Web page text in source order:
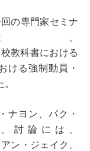
の専門家セミナ
、
教科書における
ける強制動員・
ナヨン、パク・
討論には、
ン・ジェイク、